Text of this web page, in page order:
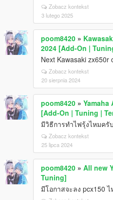
Zobacz kontekst
3 lutego 2025
poom8420 »
2024 [Add-On |
Next Kawasaki zx650r
Zobacz kontekst
20 sierpnia 2024
poom8420 » Yamaha
[Add-On | Tuning |
มีวิธีการทำไฟรุ้งไหมครั
Zobacz kontekst
25 lipca 2024
poom8420 » All new
Tuning]
มีโอกาสจะลง pcx150